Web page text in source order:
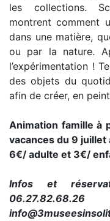
les collections.
montrent comment
dans une matière,
ou par la nature.
l’expérimentation !
des objets du
afin de créer, en
Animation famille à
vacances du 9 juillet
6€/ adulte et 3€/
Infos et